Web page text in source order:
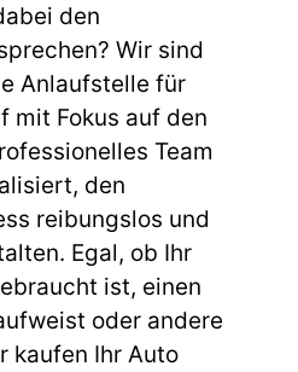
den
Wir sind
Anlaufstelle für
mit Fokus auf den
Team
den
reibungslos und
Egal, ob Ihr
ist, einen
oder andere
kaufen Ihr Auto